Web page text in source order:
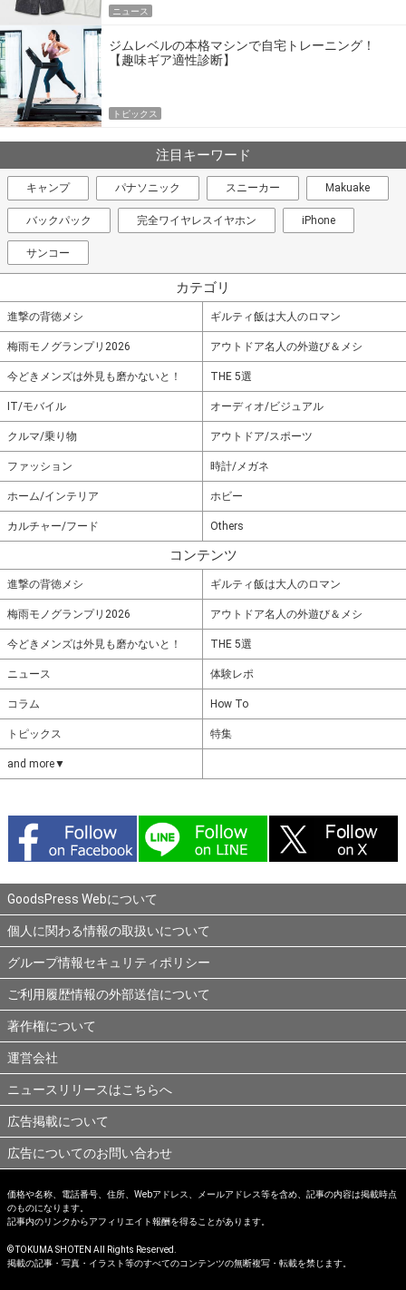
ニュース
ジムレベルの本格マシンで自宅トレーニング！
【趣味ギア適性診断】
トピックス
注目キーワード
キャンプ パナソニック スニーカー Makuake
バックパック 完全ワイヤレスイヤホン iPhone
サンコー
カテゴリ
進撃の背徳メシ ギルティ飯は大人のロマン
梅雨モノグランプリ2026 アウトドア名人の外遊び＆メシ
今どきメンズは外見も磨かないと！ THE 5選
IT/モバイル オーディオ/ビジュアル
クルマ/乗り物 アウトドア/スポーツ
ファッション 時計/メガネ
ホーム/インテリア ホビー
カルチャー/フード Others
コンテンツ
進撃の背徳メシ ギルティ飯は大人のロマン
梅雨モノグランプリ2026 アウトドア名人の外遊び＆メシ
今どきメンズは外見も磨かないと！ THE 5選
ニュース 体験レポ
コラム How To
トピックス 特集
and more▼
GoodsPress Webについて
個人に関わる情報の取扱いについて
グループ情報セキュリティポリシー
ご利用履歴情報の外部送信について
著作権について
運営会社
ニュースリリースはこちらへ
広告掲載について
広告についてのお問い合わせ
価格や名称、電話番号、住所、Webアドレス、メールアドレス等を含め、記事の内容は掲載時点
のものになります。
記事内のリンクからアフィリエイト報酬を得ることがあります。
© TOKUMA SHOTEN All Rights Reserved.
掲載の記事・写真・イラスト等のすべてのコンテンツの無断複写・転載を禁じます。